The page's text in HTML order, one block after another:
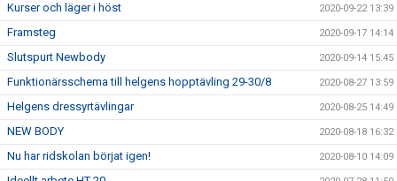
Kurser och läger i höst 2020-09-22 13:39
Framsteg 2020-09-17 14:14
Slutspurt Newbody 2020-09-14 15:45
Funktionärsschema till helgens hopptävling 29-30/8 2020-08-27 13:59
Helgens dressyrtävlingar 2020-08-25 14:49
NEW BODY 2020-08-18 16:32
Nu har ridskolan börjat igen! 2020-08-10 14:09